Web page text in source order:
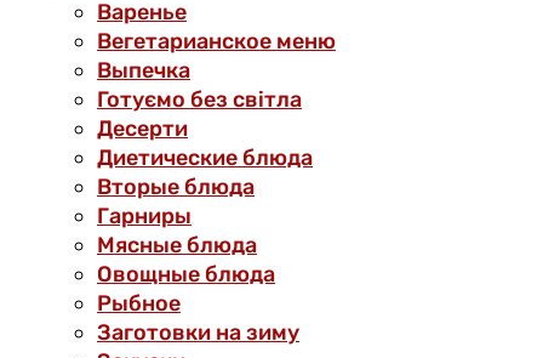
Варенье
Вегетарианское меню
Выпечка
Готуємо без світла
Десерти
Диетические блюда
Вторые блюда
Гарниры
Мясные блюда
Овощные блюда
Рыбное
Заготовки на зиму